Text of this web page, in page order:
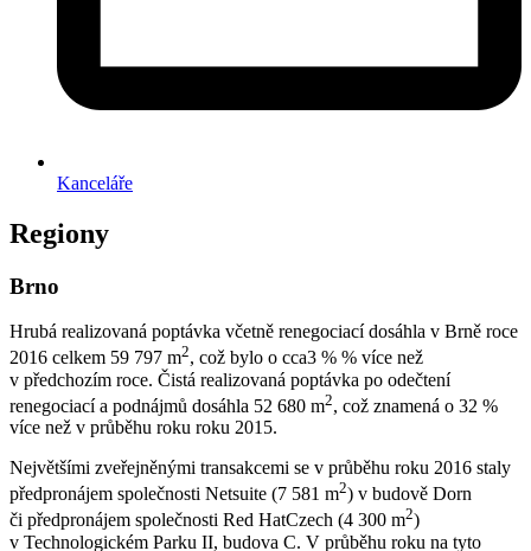
Kanceláře
Regiony
Brno
Hrubá realizovaná poptávka včetně renegociací dosáhla v Brně roce
2016 celkem 59 797 m2, což bylo o cca3 % % více než
v předchozím roce. Čistá realizovaná poptávka po odečtení
renegociací a podnájmů dosáhla 52 680 m2, což znamená o 32 %
více než v průběhu roku roku 2015.
Největšími zveřejněnými transakcemi se v průběhu roku 2016 staly
předpronájem společnosti Netsuite (7 581 m2) v budově Dorn
či předpronájem společnosti Red HatCzech (4 300 m2)
v Technologickém Parku II, budova C. V průběhu roku na tyto